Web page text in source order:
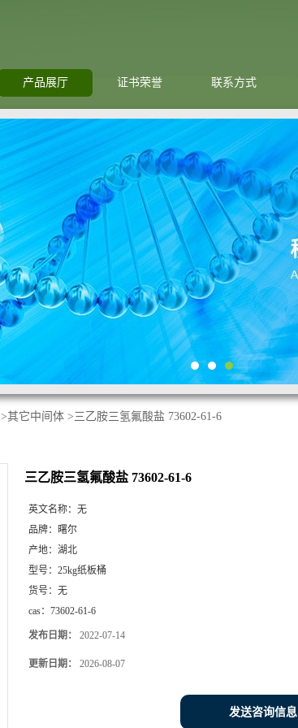
产品展厅 证书荣誉 联系方式
>其它中间体 >三乙胺三氢氟酸盐 73602-61-6
三乙胺三氢氟酸盐 73602-61-6
英文名称： 无
品牌： 曙尔
产地： 湖北
型号： 25kg纸板桶
货号： 无
cas： 73602-61-6
发布日期： 2022-07-14
更新日期： 2026-08-07
发送咨询信息